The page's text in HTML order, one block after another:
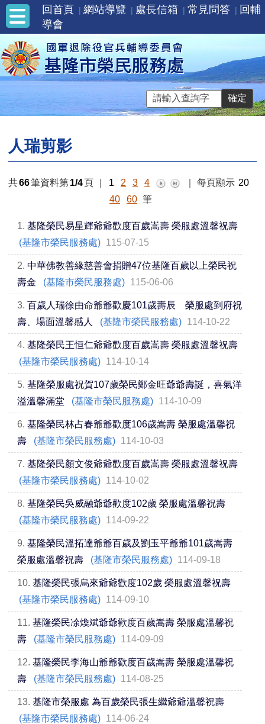
回首頁 網站導覽 處長信箱 常見問答
回輔
導會
人瑞剪影
共66筆資料第1/4頁 1 2 3 4 每頁顯示 20
40
60 筆
1. 基隆榮民易星輝爺爺歡度百歲嵩壽 榮服處溫馨祝壽
(基隆市榮民服務處) 115-07-15
2. 中華佛教善緣慈善會捐贈47位基隆百歲以上榮民祝
壽金
(基隆市榮民服務處) 115-06-06
3. 百歲人瑞徐由命爺爺歡慶101歲壽辰 榮服處到府祝
壽、場面溫馨感人
(基隆市榮民服務處) 114-10-22
4. 基隆榮民王恒仁爺爺歡度百歲嵩壽 榮服處溫馨祝壽
(基隆市榮民服務處) 114-10-14
5. 基隆榮服處祝賀107歲榮民鄭金旺爺爺壽誕，喜氣洋
溢溫馨滿堂
(基隆市榮民服務處) 114-10-09
6. 基隆榮民林占春爺爺歡度106歲嵩壽 榮服處溫馨祝
壽
(基隆市榮民服務處) 114-10-03
7. 基隆榮民顏文俊爺爺歡度百歲嵩壽 榮服處溫馨祝壽
(基隆市榮民服務處) 114-10-02
8. 基隆榮民吳威融爺爺歡度102歲 榮服處溫馨祝壽
(基隆市榮民服務處) 114-09-22
9. 基隆榮民溫拓達爺爺百歲及劉玉平爺爺101歲嵩壽
榮服處溫馨祝壽
(基隆市榮民服務處) 114-09-18
10. 基隆榮民張烏來爺爺歡度102歲 榮服處溫馨祝壽
(基隆市榮民服務處) 114-09-10
11. 基隆榮民凃煥斌爺爺歡度百歲嵩壽 榮服處溫馨祝
壽
(基隆市榮民服務處) 114-09-09
12. 基隆榮民李海山爺爺歡度百歲嵩壽 榮服處溫馨祝
壽
(基隆市榮民服務處) 114-08-25
13. 基隆市榮服處 為百歲榮民張生繼爺爺溫馨祝壽
(基隆市榮民服務處) 114-06-24